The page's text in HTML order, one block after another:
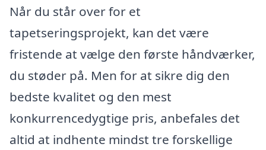
Når du står over for et
tapetseringsprojekt, kan det være
fristende at vælge den første håndværker,
du støder på. Men for at sikre dig den
bedste kvalitet og den mest
konkurrencedygtige pris, anbefales det
altid at indhente mindst tre forskellige